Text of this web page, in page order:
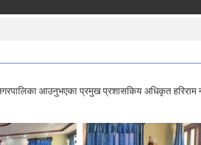
आउनुभएका प्रमुख प्रशासकिय अधिकृत हरिराम